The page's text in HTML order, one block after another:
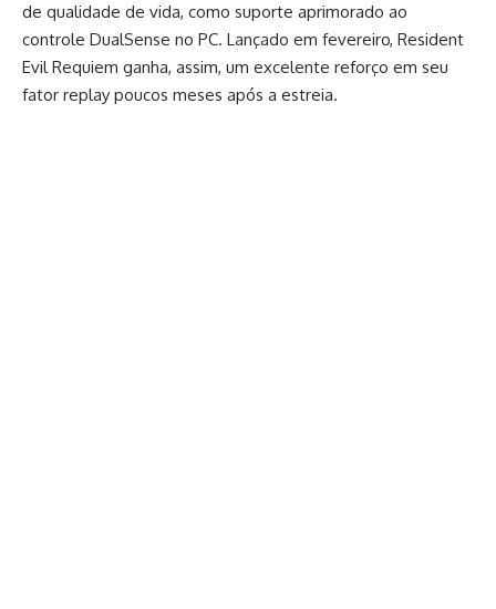
de qualidade de vida, como suporte aprimorado ao
controle DualSense no PC. Lançado em fevereiro, Resident
Evil Requiem ganha, assim, um excelente reforço em seu
fator replay poucos meses após a estreia.